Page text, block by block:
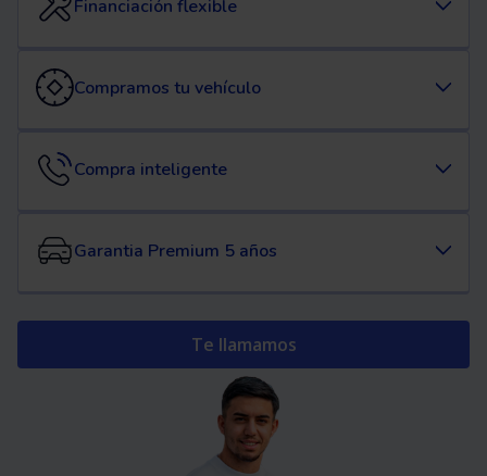
Financiación flexible
Compramos tu vehículo
Compra inteligente
Garantia Premium 5 años
Te llamamos